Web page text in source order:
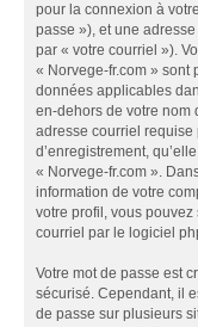
pour la connexion à
passe »), et une
par « votre courriel »).
« Norvege-fr.com » sont
données applicables
en-dehors de votre nom
adresse courriel requise
d’enregistrement,
« Norvege-fr.com ».
information de votre
votre profil, vous
courriel par le logiciel
Votre mot de passe est
sécurisé. Cependant, il
de passe sur plusieurs